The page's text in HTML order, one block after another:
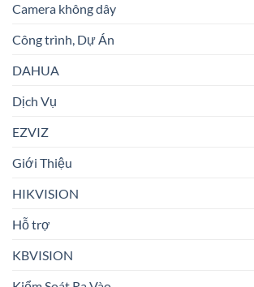
Camera không dây
Công trình, Dự Án
DAHUA
Dịch Vụ
EZVIZ
Giới Thiệu
HIKVISION
Hỗ trợ
KBVISION